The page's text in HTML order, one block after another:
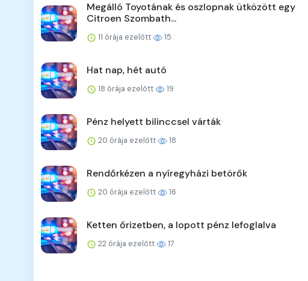
Megálló Toyotának és oszlopnak ütközött egy
Citroen Szombath...
11 órája ezelőtt 15
Hat nap, hét autó
18 órája ezelőtt 19
Pénz helyett bilinccsel várták
20 órája ezelőtt 18
Rendőrkézen a nyíregyházi betörők
20 órája ezelőtt 16
Ketten őrizetben, a lopott pénz lefoglalva
22 órája ezelőtt 17